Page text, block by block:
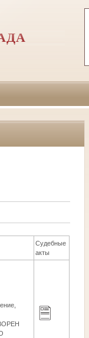
Судебные
акты